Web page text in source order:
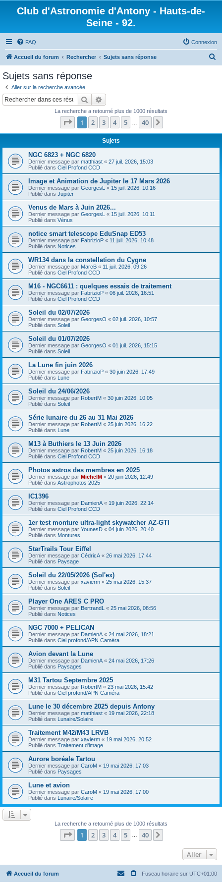
Club d'Astronomie d'Antony - Hauts-de-
Seine - 92.
FAQ Connexion
Accueil du forum Rechercher Sujets sans réponse
Sujets sans réponse
Aller sur la recherche avancée
Rechercher
La recherche a retourné plus de 1000 résultats
Page 1sur40
1 2 3 4 5 40
Sujets
NGC 6823 + NGC 6820
Dernier message par matthiast « 27 juil. 2026, 15:03
Publié dans Ciel Profond CCD
Image et Animation de Jupiter le 17 Mars 2026
Dernier message par GeorgesL « 15 juil. 2026, 10:16
Publié dans Jupiter
Venus de Mars à Juin 2026...
Dernier message par GeorgesL « 15 juil. 2026, 10:11
Publié dans Vénus
notice smart telescope EduSnap ED53
Dernier message par FabrizioP « 11 juil. 2026, 10:48
Publié dans Notices
WR134 dans la constellation du Cygne
Dernier message par MarcB « 11 juil. 2026, 09:26
Publié dans Ciel Profond CCD
M16 - NGC6611 : quelques essais de traitement
Dernier message par FabrizioP « 06 juil. 2026, 16:51
Publié dans Ciel Profond CCD
Soleil du 02/07/2026
Dernier message par GeorgesO « 02 juil. 2026, 10:57
Publié dans Soleil
Soleil du 01/07/2026
Dernier message par GeorgesO « 01 juil. 2026, 15:15
Publié dans Soleil
La Lune fin juin 2026
Dernier message par FabrizioP « 30 juin 2026, 17:49
Publié dans Lune
Soleil du 24/06/2026
Dernier message par RobertM « 30 juin 2026, 10:05
Publié dans Soleil
Série lunaire du 26 au 31 Mai 2026
Dernier message par RobertM « 25 juin 2026, 16:22
Publié dans Lune
M13 à Buthiers le 13 Juin 2026
Dernier message par RobertM « 25 juin 2026, 16:18
Publié dans Ciel Profond CCD
Photos astros des membres en 2025
Dernier message par MichelM « 20 juin 2026, 12:49
Publié dans Astrophotos 2025
IC1396
Dernier message par DamienA « 19 juin 2026, 22:14
Publié dans Ciel Profond CCD
1er test monture ultra-light skywatcher AZ-GTI
Dernier message par YounesD « 04 juin 2026, 20:40
Publié dans Montures
StarTrails Tour Eiffel
Dernier message par CédricA « 26 mai 2026, 17:44
Publié dans Paysage
Soleil du 22/05/2026 (Sol'ex)
Dernier message par xavierm « 25 mai 2026, 15:37
Publié dans Soleil
Player One ARES C PRO
Dernier message par BertrandL « 25 mai 2026, 08:56
Publié dans Notices
NGC 7000 + PELICAN
Dernier message par DamienA « 24 mai 2026, 18:21
Publié dans Ciel profond/APN Caméra
Avion devant la Lune
Dernier message par DamienA « 24 mai 2026, 17:26
Publié dans Paysages
M31 Tartou Septembre 2025
Dernier message par RobertM « 23 mai 2026, 15:42
Publié dans Ciel profond/APN Caméra
Lune le 30 décembre 2025 depuis Antony
Dernier message par matthiast « 19 mai 2026, 22:18
Publié dans Lunaire/Solaire
Traitement M42/M43 LRVB
Dernier message par xavierm « 19 mai 2026, 20:52
Publié dans Traitement d'image
Aurore boréale Tartou
Dernier message par CaroM « 19 mai 2026, 17:03
Publié dans Paysages
Lune et avion
Dernier message par CaroM « 19 mai 2026, 17:00
Publié dans Lunaire/Solaire
La recherche a retourné plus de 1000 résultats
Page 1sur40
1 2 3 4 5 40
Aller
Accueil du forum Fuseau horaire sur UTC+01:00